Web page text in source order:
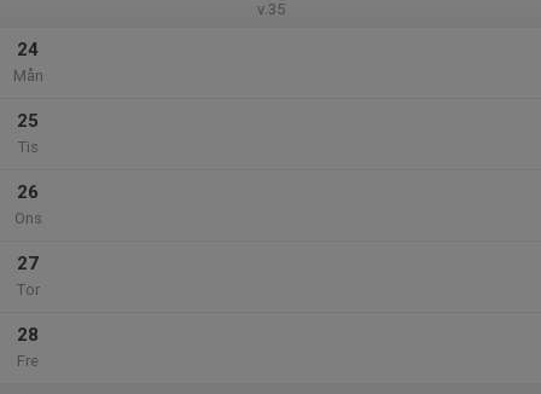
v.35
24
Mån
25
Tis
26
Ons
27
Tor
28
Fre